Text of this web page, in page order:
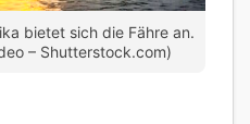
bietet sich die Fähre an.
– Shutterstock.com)